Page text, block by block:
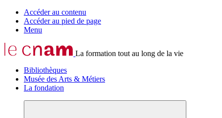
Accéder au contenu
Accéder au pied de page
Menu
La formation tout au long de la vie
Bibliothèques
Musée des Arts & Métiers
La fondation